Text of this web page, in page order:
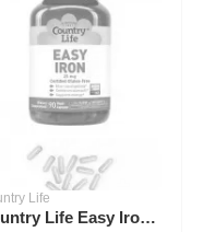
Life
Country Life Easy Iron 25 mg 90 caps